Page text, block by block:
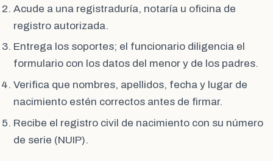
Acude a una registraduría, notaría u oficina de
registro autorizada.
Entrega los soportes; el funcionario diligencia el
formulario con los datos del menor y de los padres.
Verifica que nombres, apellidos, fecha y lugar de
nacimiento estén correctos antes de firmar.
Recibe el registro civil de nacimiento con su número
de serie (NUIP).